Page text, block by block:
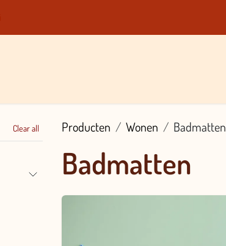
Clear all Producten Wonen Badmatten
Badmatten